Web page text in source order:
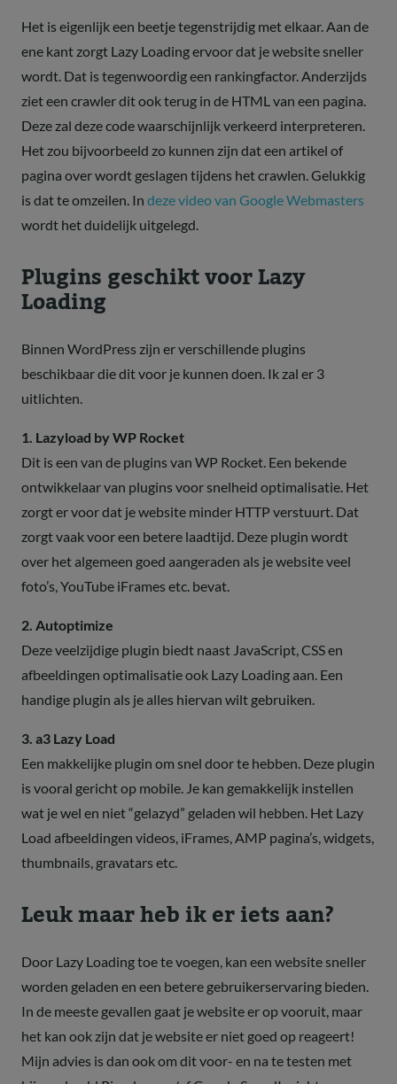
Het is eigenlijk een beetje tegenstrijdig met elkaar. Aan de
ene kant zorgt Lazy Loading ervoor dat je website sneller
wordt. Dat is tegenwoordig een rankingfactor. Anderzijds
ziet een crawler dit ook terug in de HTML van een pagina.
Deze zal deze code waarschijnlijk verkeerd interpreteren.
Het zou bijvoorbeeld zo kunnen zijn dat een artikel of
pagina over wordt geslagen tijdens het crawlen. Gelukkig
is dat te omzeilen. In deze video van Google Webmasters
wordt het duidelijk uitgelegd.
Plugins geschikt voor Lazy
Loading
Binnen WordPress zijn er verschillende plugins
beschikbaar die dit voor je kunnen doen. Ik zal er 3
uitlichten.
1. Lazyload by WP Rocket
Dit is een van de plugins van WP Rocket. Een bekende
ontwikkelaar van plugins voor snelheid optimalisatie. Het
zorgt er voor dat je website minder HTTP verstuurt. Dat
zorgt vaak voor een betere laadtijd. Deze plugin wordt
over het algemeen goed aangeraden als je website veel
foto’s, YouTube iFrames etc. bevat.
2. Autoptimize
Deze veelzijdige plugin biedt naast JavaScript, CSS en
afbeeldingen optimalisatie ook Lazy Loading aan. Een
handige plugin als je alles hiervan wilt gebruiken.
3. a3 Lazy Load
Een makkelijke plugin om snel door te hebben. Deze plugin
is vooral gericht op mobile. Je kan gemakkelijk instellen
wat je wel en niet “gelazyd” geladen wil hebben. Het Lazy
Load afbeeldingen videos, iFrames, AMP pagina’s, widgets,
thumbnails, gravatars etc.
Leuk maar heb ik er iets aan?
Door Lazy Loading toe te voegen, kan een website sneller
worden geladen en een betere gebruikerservaring bieden.
In de meeste gevallen gaat je website er op vooruit, maar
het kan ook zijn dat je website er niet goed op reageert!
Mijn advies is dan ook om dit voor- en na te testen met